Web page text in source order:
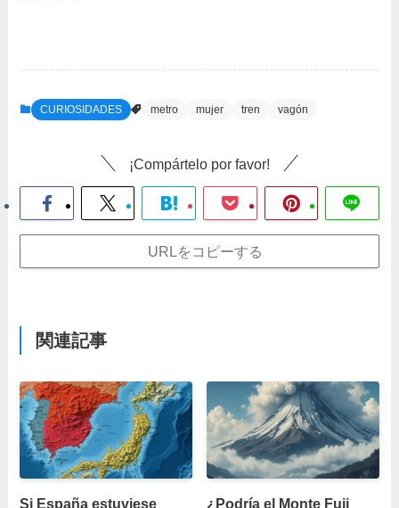
CURIOSIDADES metro mujer tren vagón
¡Compártelo por favor!
URLをコピーする
関連記事
Si España estuviese ¿Podría el Monte Fuji